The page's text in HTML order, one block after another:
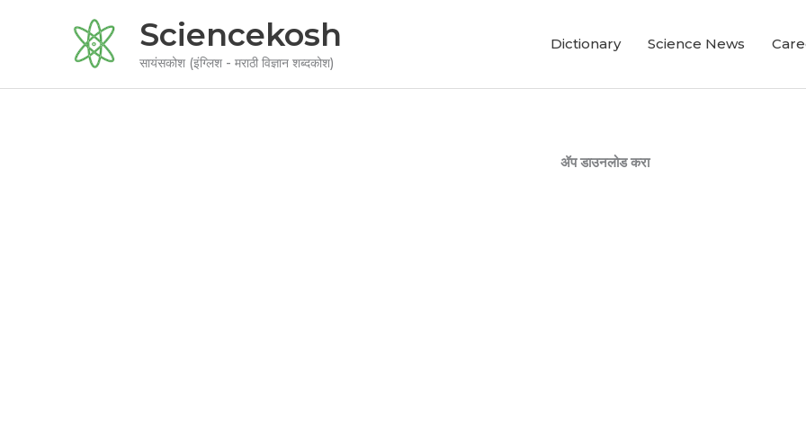
Sciencekosh
सायंसकोश (इंग्लिश - मराठी विज्ञान शब्दकोश)
Dictionary Science News
ॲप डाउनलोड करा